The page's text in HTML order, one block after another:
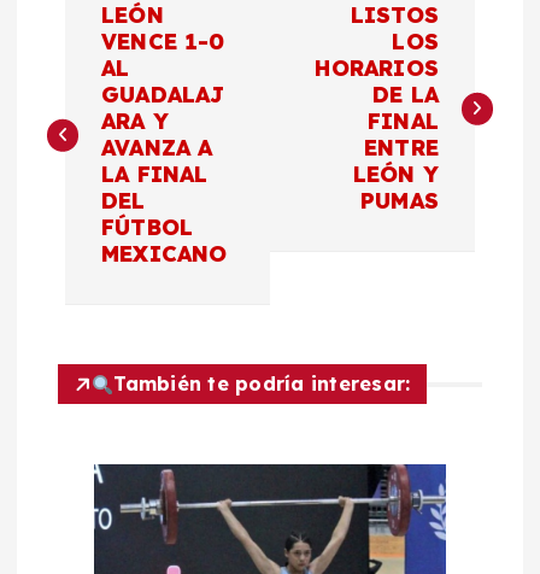
v
e
c
LEÓN
VENCE 1-0
AL
GUADALAJ
ARA Y
AVANZA A
LA FINAL
DEL
FÚTBOL
MEXICANO
LISTOS
LOS
HORARIOS
DE LA
FINAL
ENTRE
LEÓN Y
PUMAS
También te podría interesar: